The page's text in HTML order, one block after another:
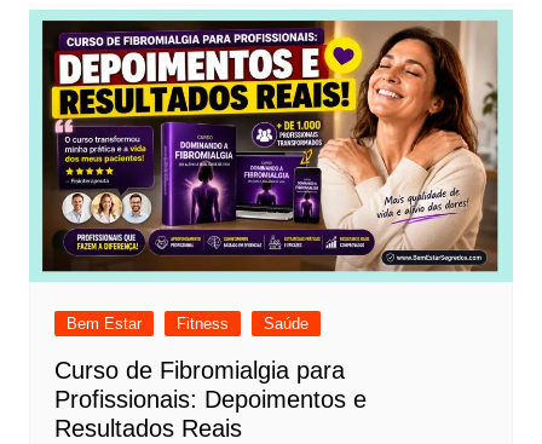
Bem Estar Fitness Saúde
Curso de Fibromialgia para
Profissionais: Depoimentos e
Resultados Reais